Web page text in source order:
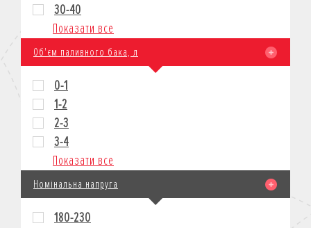
30-40
Показати все
Об'єм паливного бака, л
0-1
1-2
2-3
3-4
Показати все
Номінальна напруга
180-230